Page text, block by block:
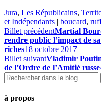
Jura, Les Républicains,
et Indépendants | boucard,
Billet précédentMartial
rendre public l’impact de
riches18 octobre 2017
Billet suivantVladimir
de l’Ordre de l’Amitié russe
à propos